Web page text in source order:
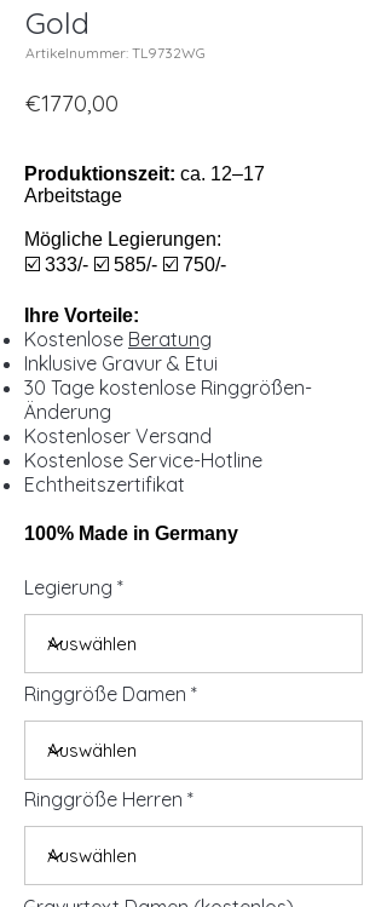
Gold
Artikelnummer: TL9732WG
€1770,00
Produktionszeit: ca. 12–17
Arbeitstage
Mögliche Legierungen:
☑️ 333/- ☑️ 585/- ☑️ 750/-
Ihre Vorteile:
Kostenlose Beratung
Inklusive Gravur & Etui
30 Tage kostenlose Ringgrößen-
Änderung
Kostenloser Versand
Kostenlose Service-Hotline
Echtheitszertifikat
100% Made in Germany
Legierung
Ringgröße Damen
Ringgröße Herren